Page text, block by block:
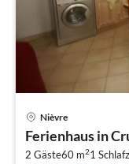
Nièvre
Ferienhaus in
2 Gäste60 m21